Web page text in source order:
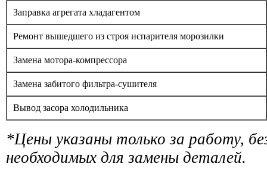
Заправка агрегата хладагентом
Ремонт вышедшего из строя испарителя морозилки
Замена мотора-компрессора
Замена забитого фильтра-сушителя
Вывод засора холодильника
*Цены указаны только за работу,
необходимых для замены деталей.